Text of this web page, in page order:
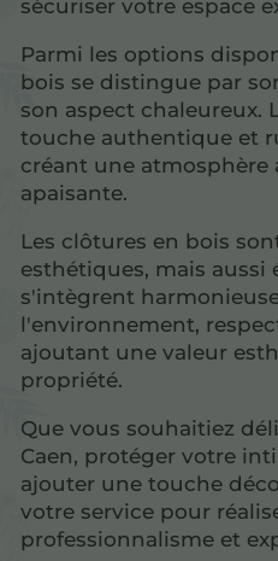
sécuriser votre espace
Parmi les options
bois se distingue par
son aspect chaleureux.
touche authentique et
créant une atmosphère
apaisante.
Les clôtures en bois
esthétiques, mais aussi
s'intègrent
l'environnement,
ajoutant une valeur
propriété.
Que vous souhaitiez
Caen, protéger votre
ajouter une touche
votre service pour
professionnalisme et